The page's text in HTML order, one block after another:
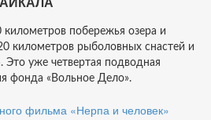
побережья озера и
километров рыболовных снастей и
уже четвертая подводная
фонда «Вольное Дело».